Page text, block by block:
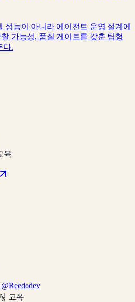
성능이 아니라 에이전트 운영 설계에
가능성, 품질 게이트를 갖춘 팀형
다.
육
교육